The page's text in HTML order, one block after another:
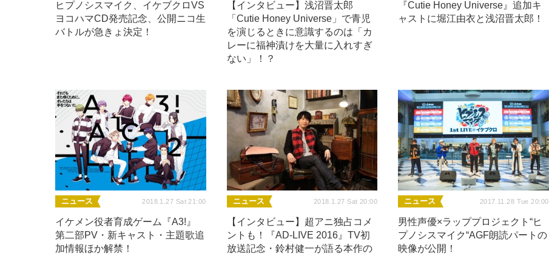
ヒプノシスマイク、イケブクロVS
ヨコハマCD発売記念、公開ニコ生
バトルが急きょ決定！
【インタビュー】浅沼晋太郎
「Cutie Honey Universe」で青児
を演じるときに意識するのは「カ
レーに福神漬けを大量に入れすぎ
ない」！？
『Cutie Honey Universe』追加キ
ャストに堀江由衣と浅沼晋太郎！
ニュース 2018.1.27 Sat 21:00
イケメン役者育成ゲーム『A3!』
第二部PV・新キャスト・主題歌追
加情報ほか解禁！
ニュース 2018.1.27 Sat 20:00
【インタビュー】超アニ独占コメ
ントも！『AD-LIVE 2016』TV初
放送記念・鈴村健一が語る本作の
ニュース 2017.11.28 Tue 20:00
男性声優×ラッププロジェクト“ヒ
プノシスマイク“AGF朗読パートの
映像が公開！